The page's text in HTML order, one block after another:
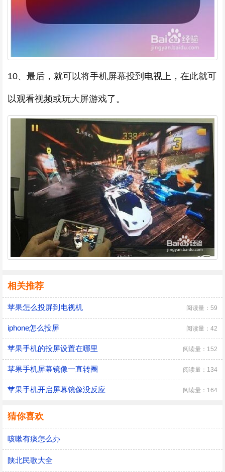
10、最后，就可以将手机屏幕投到电视上，在此就可
以观看视频或玩大屏游戏了。
相关推荐
苹果怎么投屏到电视机 阅读量：59
iphone怎么投屏 阅读量：42
苹果手机的投屏设置在哪里 阅读量：152
苹果手机屏幕镜像一直转圈 阅读量：134
苹果手机开启屏幕镜像没反应 阅读量：164
猜你喜欢
咳嗽有痰怎么办
陕北民歌大全